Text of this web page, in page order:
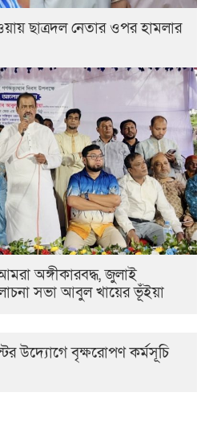
ছাত্রদল নেতার ওপর হামলার
অঙ্গীকারবদ্ধ, জুলাই
সভা আবুল খায়ের ভূঁইয়া
উদ্যোগে বৃক্ষরোপণ কর্মসূচি